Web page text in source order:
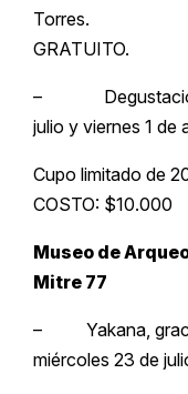
Torres.
GRATUITO.
– Degustación
julio y viernes 1 de
Cupo limitado de
COSTO: $10.000
Museo de
Mitre 77
– Yakana,
miércoles 23 de